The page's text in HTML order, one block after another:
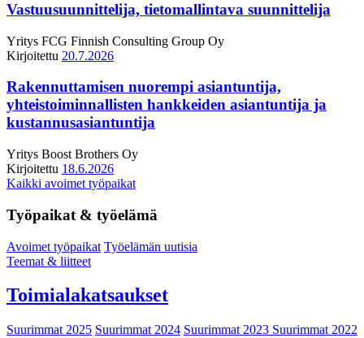
Vastuusuunnittelija, tietomallintava suunnittelija
Yritys FCG Finnish Consulting Group Oy
Kirjoitettu 20.7.2026
Rakennuttamisen nuorempi asiantuntija,
yhteistoiminnallisten hankkeiden asiantuntija ja
kustannusasiantuntija
Yritys Boost Brothers Oy
Kirjoitettu 18.6.2026
Kaikki avoimet työpaikat
Työpaikat & työelämä
Avoimet työpaikat Työelämän uutisia
Teemat & liitteet
Toimialakatsaukset
Suurimmat 2025 Suurimmat 2024 Suurimmat 2023 Suurimmat 2022